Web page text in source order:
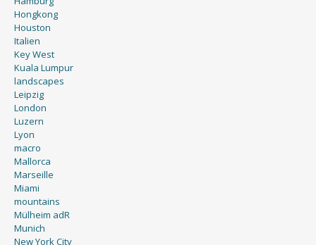
Hongkong
Houston
Italien
Key West
Kuala Lumpur
landscapes
Leipzig
London
Luzern
Lyon
macro
Mallorca
Marseille
Miami
mountains
Mülheim adR
Munich
New York City